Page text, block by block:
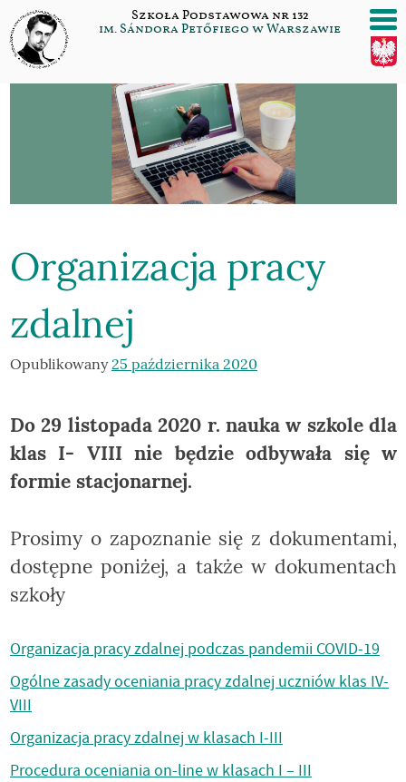
Szukaj:
/>
Przejdź
do
treści
Szkoła Podstawowa nr 132
im. Sándora Petőfiego w Warszawie
Organizacja pracy
zdalnej
Opublikowany25 października 2020
Do 29 listopada 2020 r. nauka w szkole dla
klas I- VIII nie będzie odbywała się w
formie stacjonarnej.
Prosimy o zapoznanie się z dokumentami,
dostępne poniżej, a także w dokumentach
szkoły
Organizacja pracy zdalnej podczas pandemii COVID-19
Ogólne zasady oceniania pracy zdalnej uczniów klas IV-
VIII
Organizacja pracy zdalnej w klasach I-III
Procedura oceniania on-line w klasach I – III